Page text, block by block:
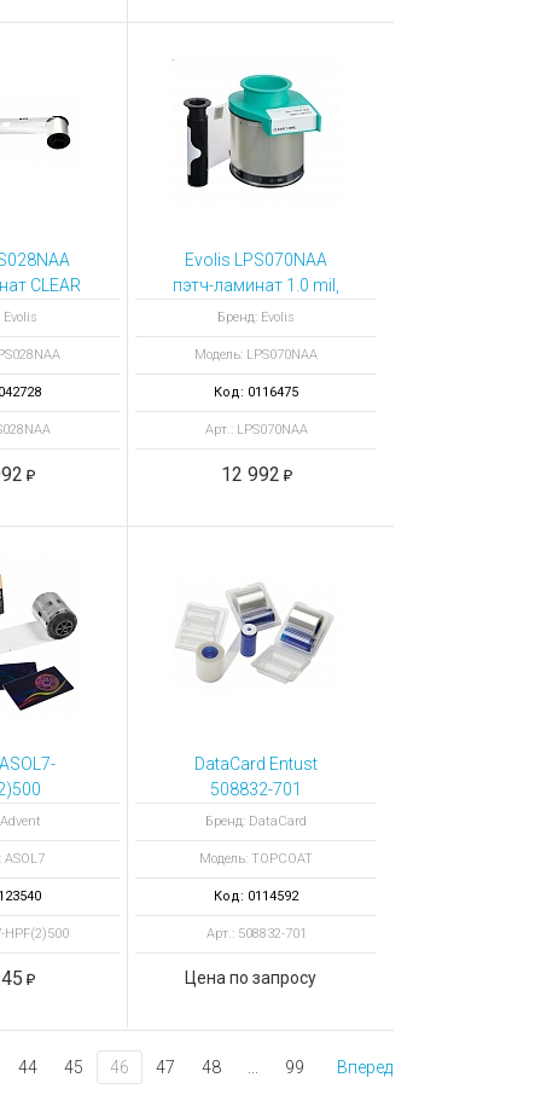
CLEAR
mil, 600
Evolis
Evolis LPS070NAA
пэтч-ламинат 1.0 mil,
600 отпечатков
Бренд: Evolis
Модель: LPS070NAA
Код: 0116475
Арт.: LPS070NAA
12 992
дизайн
500
ASOL7
HPF(2)500
DataCard Entust
508832-701
прозрачное защитное
покрытие TOPCOAT,
1000 отпечатков
Бренд: DataCard
Модель: TOPCOAT
Код: 0114592
Арт.: 508832-701
Цена по запросу
44 45 46 47 48 99 Вперед